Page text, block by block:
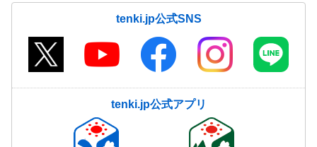
tenki.jp公式SNS
tenki.jp公式アプリ